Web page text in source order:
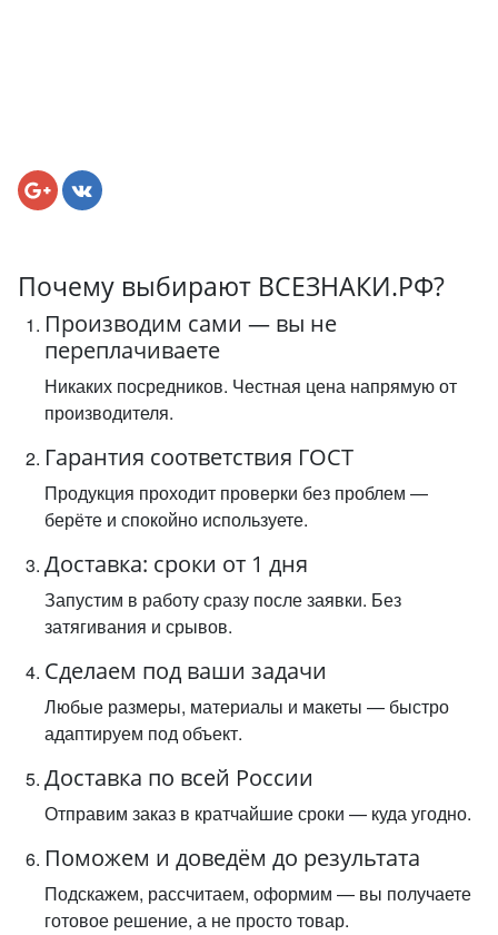
Почему выбирают ВСЕЗНАКИ.РФ?
Производим сами — вы не
переплачиваете
Никаких посредников. Честная цена напрямую от
производителя.
Гарантия соответствия ГОСТ
Продукция проходит проверки без проблем —
берёте и спокойно используете.
Доставка: сроки от 1 дня
Запустим в работу сразу после заявки. Без
затягивания и срывов.
Сделаем под ваши задачи
Любые размеры, материалы и макеты — быстро
адаптируем под объект.
Доставка по всей России
Отправим заказ в кратчайшие сроки — куда угодно.
Поможем и доведём до результата
Подскажем, рассчитаем, оформим — вы получаете
готовое решение, а не просто товар.